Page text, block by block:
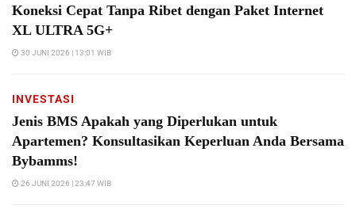
Koneksi Cepat Tanpa Ribet dengan Paket Internet
XL ULTRA 5G+
30 JUNI 2026 | 13:01 WIB
INVESTASI
Jenis BMS Apakah yang Diperlukan untuk
Apartemen? Konsultasikan Keperluan Anda Bersama
Bybamms!
26 JUNI 2026 | 23:47 WIB